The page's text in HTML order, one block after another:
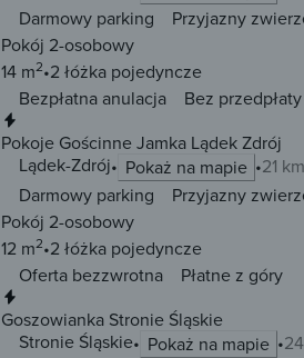
Darmowy parking Przyjazny
Pokój 2-osobowy
14 m2 2 łóżka pojedyncze
Bezpłatna anulacja
Bez przedpłaty
Pokoje Gościnne Jamka Lądek Zdrój
Lądek-Zdrój
Pokaż na mapie 21
Darmowy parking Przyjazny
Pokój 2-osobowy
12 m2 2 łóżka pojedyncze
Oferta bezzwrotna
Płatne z góry
Goszowianka Stronie Śląskie
Stronie Śląskie
Pokaż na mapie